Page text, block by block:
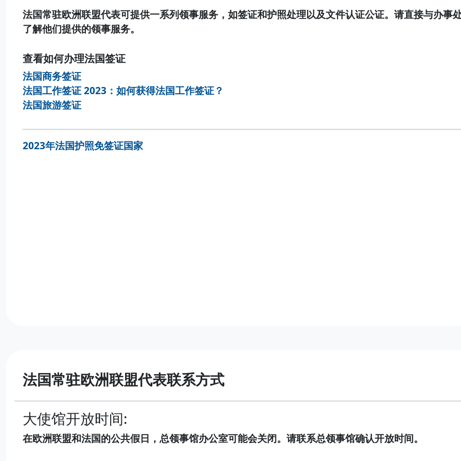
法国常驻欧洲联盟代表可提供一系列领事服务，如签证和护照处理以及文件认证公证。请直接与办事
了解他们提供的领事服务。
查看如何办理法国签证
法国商务签证
法国工作签证 2023：如何获得法国工作签证？
法国旅游签证
2023年法国护照免签证国家
法国常驻欧洲联盟代表联系方式
大使馆开放时间:
在欧洲联盟和法国的公共假日，总领事馆办公室可能会关闭。请联系总领事馆确认开放时间。